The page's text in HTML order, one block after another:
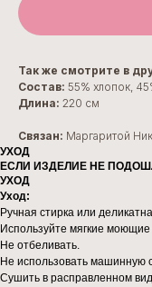
Так же смотрите в
Состав: 55% хлопок,
Длина: 220 см
Связан: Маргаритой
УХОД
ЕСЛИ ИЗДЕЛИЕ НЕ
УХОД
Уход:
Ручная стирка или
Используйте мягкие моющие
Не отбеливать.
Не использовать машинную
Сушить в расправленном